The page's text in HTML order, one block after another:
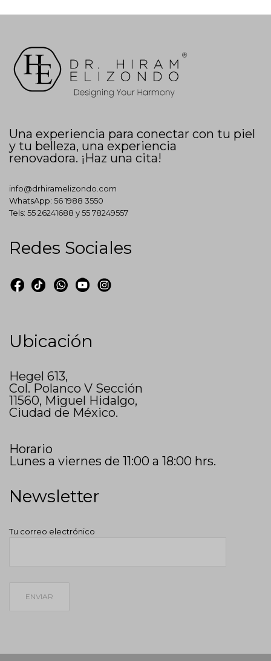
Una experiencia para conectar con tu piel
y tu belleza, una experiencia
renovadora. ¡Haz una cita!
info@drhiramelizondo.com
WhatsApp: 56 1988 3550
Tels: 55 26241688 y55 78249557
Redes Sociales
Ubicación
Hegel 613,
Col. Polanco V Sección
11560, Miguel Hidalgo,
Ciudad de México.
Horario
Lunes a viernes de 11:00 a 18:00 hrs.
Newsletter
Tu correo electrónico